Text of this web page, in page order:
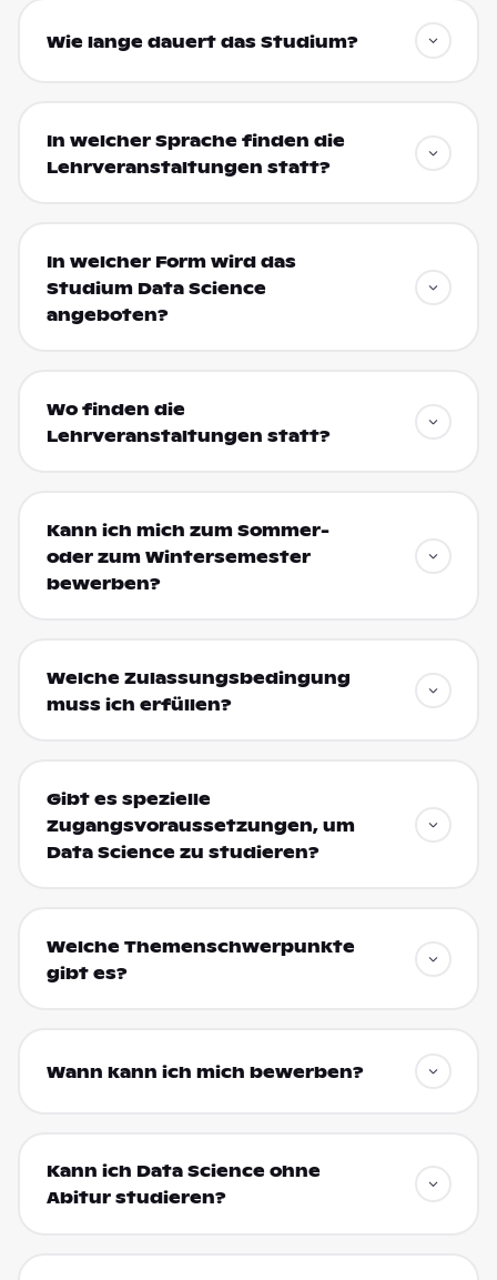
Wie lange dauert das Studium?
In welcher Sprache finden die
Lehrveranstaltungen statt?
In welcher Form wird das
Studium Data Science
angeboten?
Wo finden die
Lehrveranstaltungen statt?
Kann ich mich zum Sommer-
oder zum Wintersemester
bewerben?
Welche Zulassungsbedingung
muss ich erfüllen?
Gibt es spezielle
Zugangsvoraussetzungen, um
Data Science zu studieren?
Welche Themenschwerpunkte
gibt es?
Wann kann ich mich bewerben?
Kann ich Data Science ohne
Abitur studieren?